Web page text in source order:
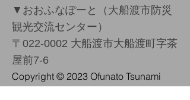
▼ おおふなぽーと（大船渡市防災
観光交流センター）
〒022-0002 大船渡市大船渡町字茶
屋前7-6
Copyright ​© 2023 Ofunato Tsunami